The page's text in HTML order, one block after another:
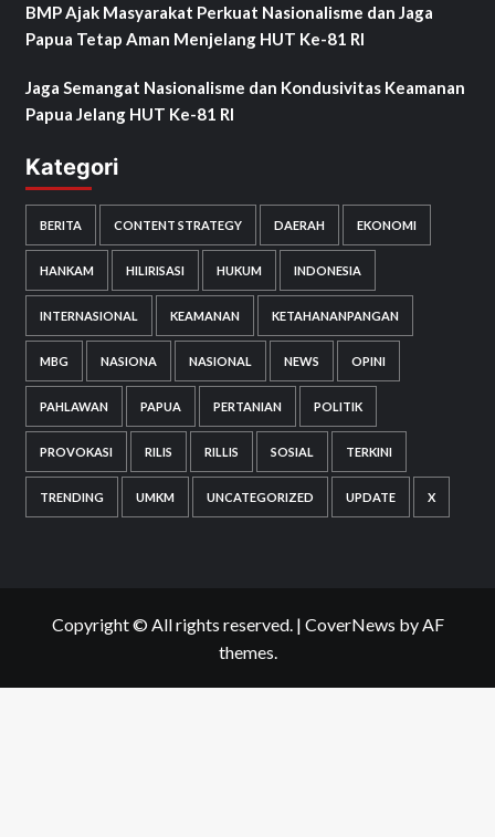
BMP Ajak Masyarakat Perkuat Nasionalisme dan Jaga
Papua Tetap Aman Menjelang HUT Ke-81 RI
Jaga Semangat Nasionalisme dan Kondusivitas Keamanan
Papua Jelang HUT Ke-81 RI
Kategori
BERITA CONTENT STRATEGY DAERAH EKONOMI
HANKAM HILIRISASI HUKUM INDONESIA
INTERNASIONAL KEAMANAN KETAHANANPANGAN
MBG NASIONA NASIONAL NEWS OPINI
PAHLAWAN PAPUA PERTANIAN POLITIK
PROVOKASI RILIS RILLIS SOSIAL TERKINI
TRENDING UMKM UNCATEGORIZED UPDATE X
Copyright © All rights reserved. | CoverNews by AF
themes.